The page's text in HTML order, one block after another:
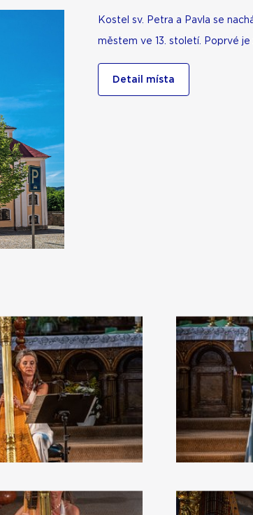
Kostel sv. Petra a Pavla se
městem ve 13. století. Poprvé
Detail místa